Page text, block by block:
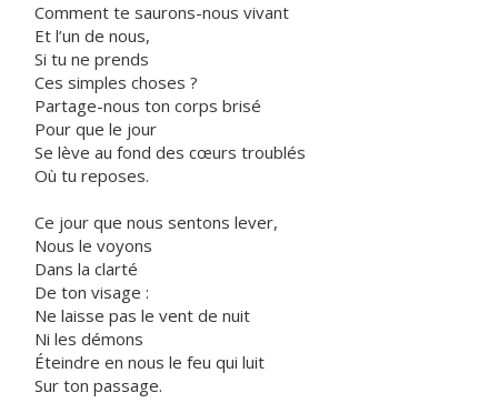
Comment te saurons-nous vivant
Et l’un de nous,
Si tu ne prends
Ces simples choses ?
Partage-nous ton corps brisé
Pour que le jour
Se lève au fond des cœurs troublés
Où tu reposes.
Ce jour que nous sentons lever,
Nous le voyons
Dans la clarté
De ton visage :
Ne laisse pas le vent de nuit
Ni les démons
Éteindre en nous le feu qui luit
Sur ton passage.